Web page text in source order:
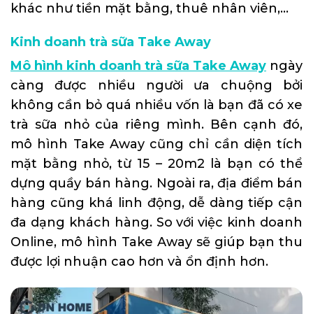
khác như tiền mặt bằng, thuê nhân viên,…
Kinh doanh trà sữa Take Away
Mô hình kinh doanh trà sữa Take Away ngày
càng được nhiều người ưa chuộng bởi
không cần bỏ quá nhiều vốn là bạn đã có xe
trà sữa nhỏ của riêng mình. Bên cạnh đó,
mô hình Take Away cũng chỉ cần diện tích
mặt bằng nhỏ, từ 15 – 20m2 là bạn có thể
dựng quầy bán hàng. Ngoài ra, địa điểm bán
hàng cũng khá linh động, dễ dàng tiếp cận
đa dạng khách hàng. So với việc kinh doanh
Online, mô hình Take Away sẽ giúp bạn thu
được lợi nhuận cao hơn và ổn định hơn.